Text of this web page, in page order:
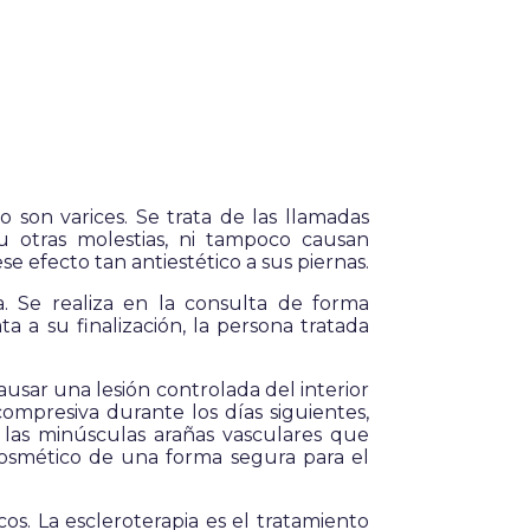
son varices. Se trata de las llamadas
otras molestias, ni tampoco causan
efecto tan antiestético a sus piernas.
Se realiza en la consulta de forma
a su finalización, la persona tratada
una lesión controlada del interior
durante los días siguientes,
minúsculas arañas vasculares que
de una forma segura para el
La escleroterapia es el tratamiento